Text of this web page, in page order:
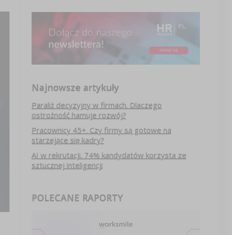
Najnowsze artykuły
Paraliż decyzyjny w firmach. Dlaczego
ostrożność hamuje rozwój?
Pracownicy 45+. Czy firmy są gotowe na
starzejące się kadry?
AI w rekrutacji. 74% kandydatów korzysta ze
sztucznej inteligencji
POLECANE RAPORTY